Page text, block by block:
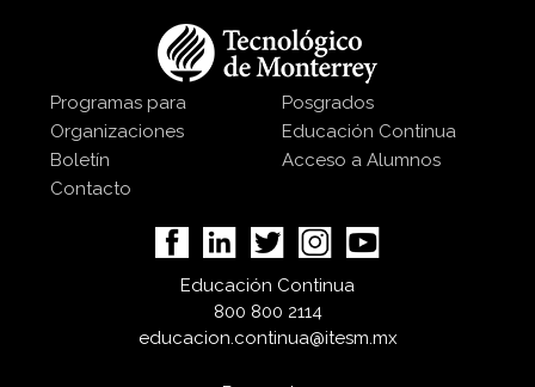
Programas para
Organizaciones
Boletín
Contacto
Posgrados
Educación Continua
Acceso a Alumnos
Educación Continua
800 800 2114
educacion.continua@itesm.mx